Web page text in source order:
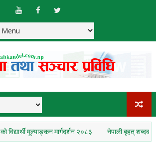
मार्गदर्शन २०८३ नेपाली बृहत् शब्दकोश PDF